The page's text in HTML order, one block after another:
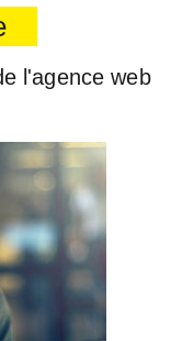
l'agence web